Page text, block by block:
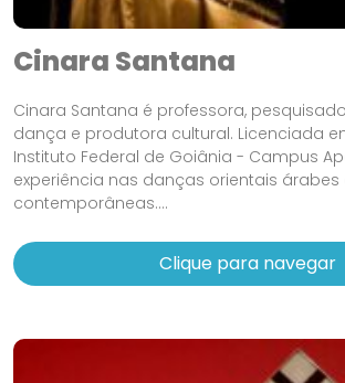
Cinara Santana
Cinara Santana é professora,
dança e produtora cultural. Licenciada
Instituto Federal de Goiânia - Campus
experiência nas danças orientais
contemporâneas....
Clique para navegar